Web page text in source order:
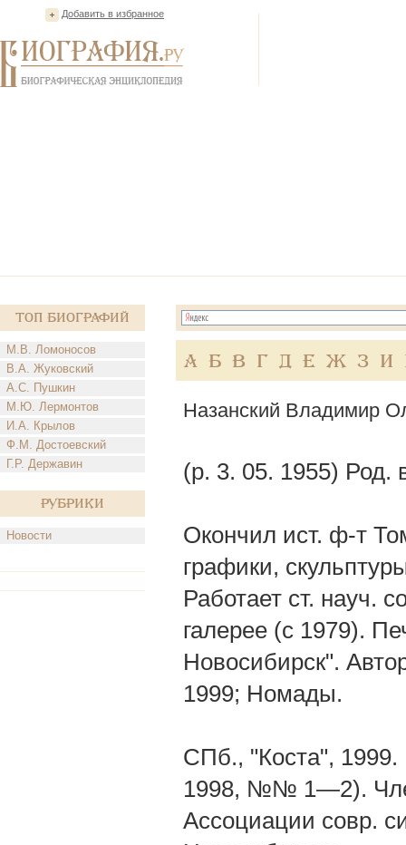
Добавить в избранное
Топ Биографий
М.В. Ломоносов
В.А. Жуковский
А.С. Пушкин
М.Ю. Лермонтов
И.А. Крылов
Ф.М. Достоевский
Г.Р. Державин
Рубрики
Новости
А Б В Г Д Е Ж З И
Назанский Владимир
(р. 3. 05. 1955) Род.
Окончил ист. ф-т
графики,
Работает ст. науч.
галерее (с 1979).
Новосибирск".
1999; Номады.
СПб., "Коста",
1998, №№ 1—2).
Ассоциации совр.